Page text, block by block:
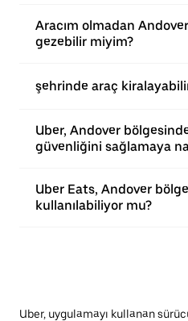
Aracım olmadan
gezebilir miyim?
şehrinde araç
Uber, Andover
güvenliğini sağlamaya
Uber Eats, Andover
kullanılabiliyor mu?
Uber, uygulamayı kullanan